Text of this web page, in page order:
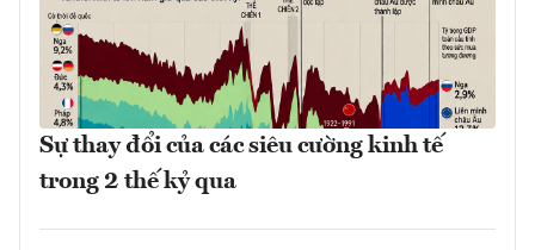
Sự thay đổi của các siêu cường kinh tế
trong 2 thế kỷ qua